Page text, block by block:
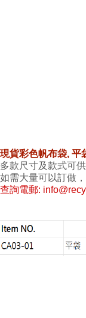
現貨彩色帆布袋, 平
多款尺寸及款式可
如需大量可以訂做
查詢電郵: